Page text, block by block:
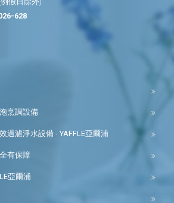
628
烹調設備
過濾淨水設備 - YAFFLE亞爾浦
有保障
亞爾浦